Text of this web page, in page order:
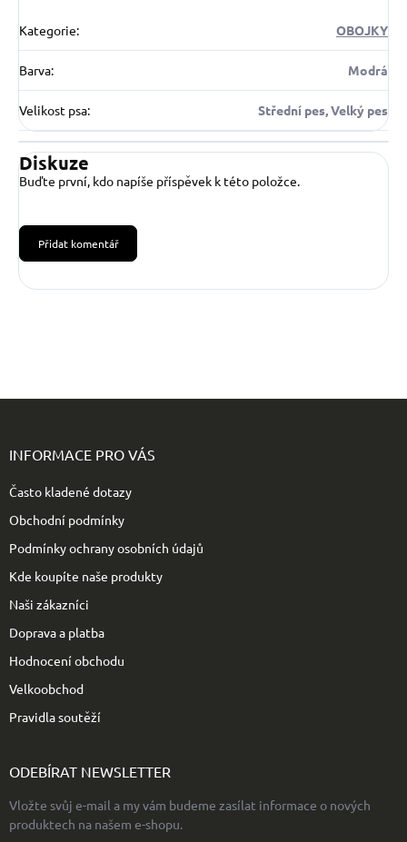
Kategorie: OBOJKY
Barva: Modrá
Velikost psa: Střední pes, Velký pes
Diskuze
Buďte první, kdo napíše příspěvek k této položce.
Přidat komentář
INFORMACE PRO VÁS
Často kladené dotazy
Obchodní podmínky
Podmínky ochrany osobních údajů
Kde koupíte naše produkty
Naši zákazníci
Doprava a platba
Hodnocení obchodu
Velkoobchod
Pravidla soutěží
ODEBÍRAT NEWSLETTER
Vložte svůj e-mail a my vám budeme zasílat informace o nových
produktech na našem e-shopu.